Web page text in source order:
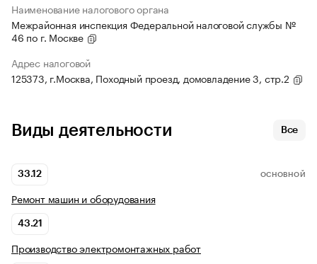
Наименование налогового органа
Межрайонная инспекция Федеральной налоговой службы №
46 по г. Москве
Адрес налоговой
125373, г.Москва, Походный проезд, домовладение 3, стр.2
Виды деятельности Все
33.12 ОСНОВНОЙ
Ремонт машин и оборудования
43.21
Производство электромонтажных работ